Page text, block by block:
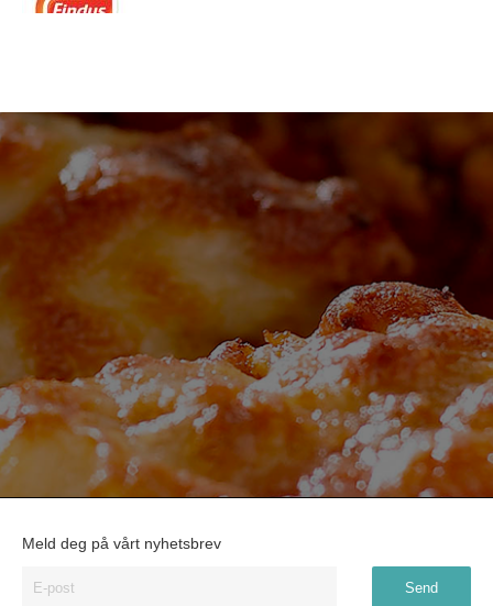
Meld deg på vårt nyhetsbrev